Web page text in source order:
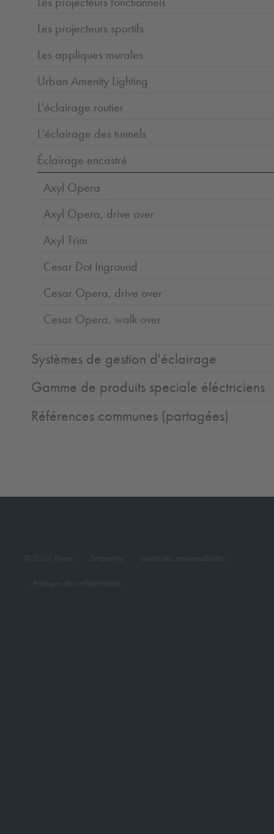
Les projecteurs sportifs
Les appliques murales
Urban Amenity Lighting
L'éclairage routier
L’éclairage des tunnels
Éclairage encastré
Axyl Opera
Axyl Opera, drive over
Axyl Trim
Cesar Dot Inground
Cesar Opera, drive over
Cesar Opera, walk over
Systèmes de gestion d'éclairage
Gamme de produits speciale éléctriciens
Références communes (partagées)